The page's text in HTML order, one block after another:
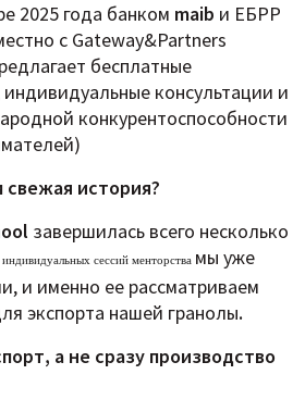
2025 года банком maib и ЕБРР
с Gateway&Partners
бесплатные
консультации и
конкурентоспособности
свежая история?
завершилась всего несколько
сессий менторства мы уже
и именно ее рассматриваем
экспорта нашей гранолы.
а не сразу производство